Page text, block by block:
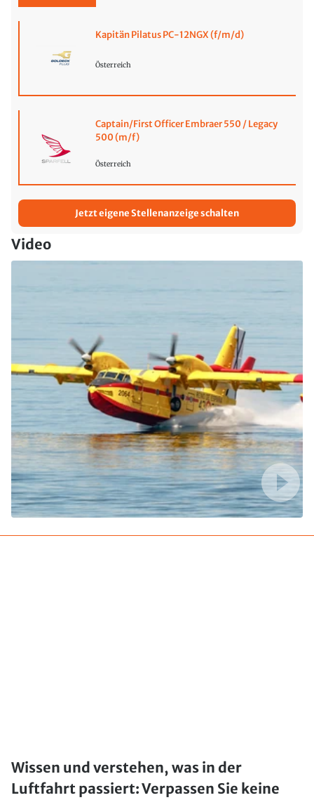
Kapitän Pilatus PC-12NGX (f/m/d)
Österreich
Captain/First Officer Embraer 550 / Legacy
500 (m/f)
Österreich
Jetzt eigene Stellenanzeige schalten
Video
Wissen und verstehen, was in der
Luftfahrt passiert: Verpassen Sie keine